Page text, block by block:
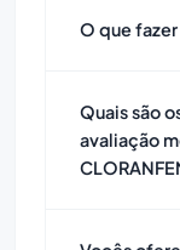
O que
Quais são
avaliação